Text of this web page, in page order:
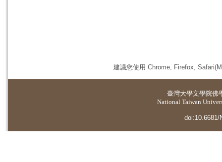
建議您使用 Chrome, Firefox,
臺灣大學文學院佛
National Taiwan
doi:10.6681/